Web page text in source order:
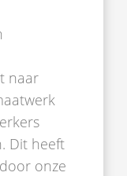
naar
Dit heeft
onze